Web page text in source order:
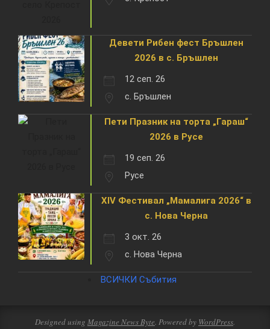
Девети Рибен фест Бръшлен
2026 в с. Бръшлен
12 сеп. 26
с. Бръшлен
Пети Празник на торта „Гараш“
2026 в Русе
19 сеп. 26
Русе
XIV Фестивал „Мамалига 2026“ в
с. Нова Черна
3 окт. 26
с. Нова Черна
ВСИЧКИ Събития
Designed using Magazine News Byte. Powered by WordPress.